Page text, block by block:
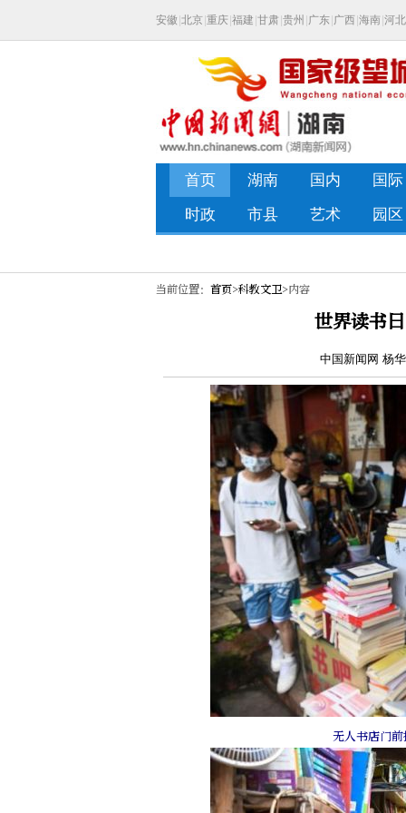
当前位置： 首页>科教文卫>内容
世界读书
中国新闻网 杨
无人书店门